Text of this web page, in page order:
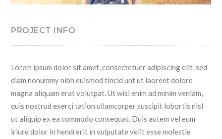
PROJECT INFO
Lorem ipsum dolor sit amet, consectetuer adipiscing elit, sed
diam nonummy nibh euismod tincid unt ut laoreet dolore
magna aliquam erat volutpat. Ut wisi enim ad minim veniam,
quis nostrud exerci tation ullamcorper suscipit lobortis nisl
ut aliquip ex ea commodo consequat. Duis autem vel eum
iriure dolor in hendrerit in vulputate velit esse molestie